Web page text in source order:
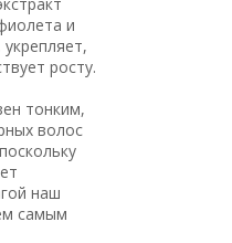
и
росту.
тонким,
волос
наш
самым